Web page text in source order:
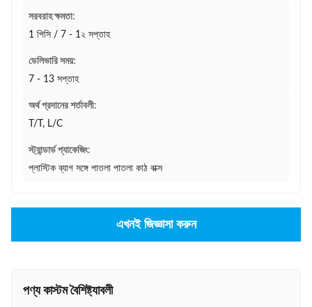
সরবরাহ ক্ষমতা:
1 পিসি / 7 - 1২ সপ্তাহ
ডেলিভারি সময়:
7 - 13 সপ্তাহ
অর্থ প্রদানের শর্তাবলী:
T/T, L/C
স্ট্যান্ডার্ড প্যাকেজিং:
প্লাস্টিক ব্যাগ সঙ্গে পাতলা পাতলা কাঠ বাক্স
এখনই জিজ্ঞাসা করুন
পণ্য কাস্টম বৈশিষ্ট্যাবলী